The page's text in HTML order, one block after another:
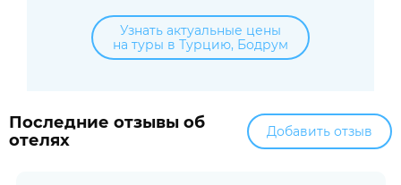
Узнать актуальные цены
на туры в Турцию, Бодрум
Последние отзывы об
отелях
Добавить отзыв